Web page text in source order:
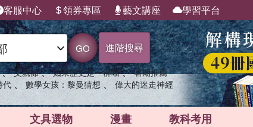
客服中心 領券專區 藝文講座 學習平台
GO 進階搜尋
、 父親節 、 如果歷史是一群喵 、 暑期推薦
代 、 數學女孩：黎曼猜想 、 偉大的迷走神經
文具選物 漫畫 教科考用